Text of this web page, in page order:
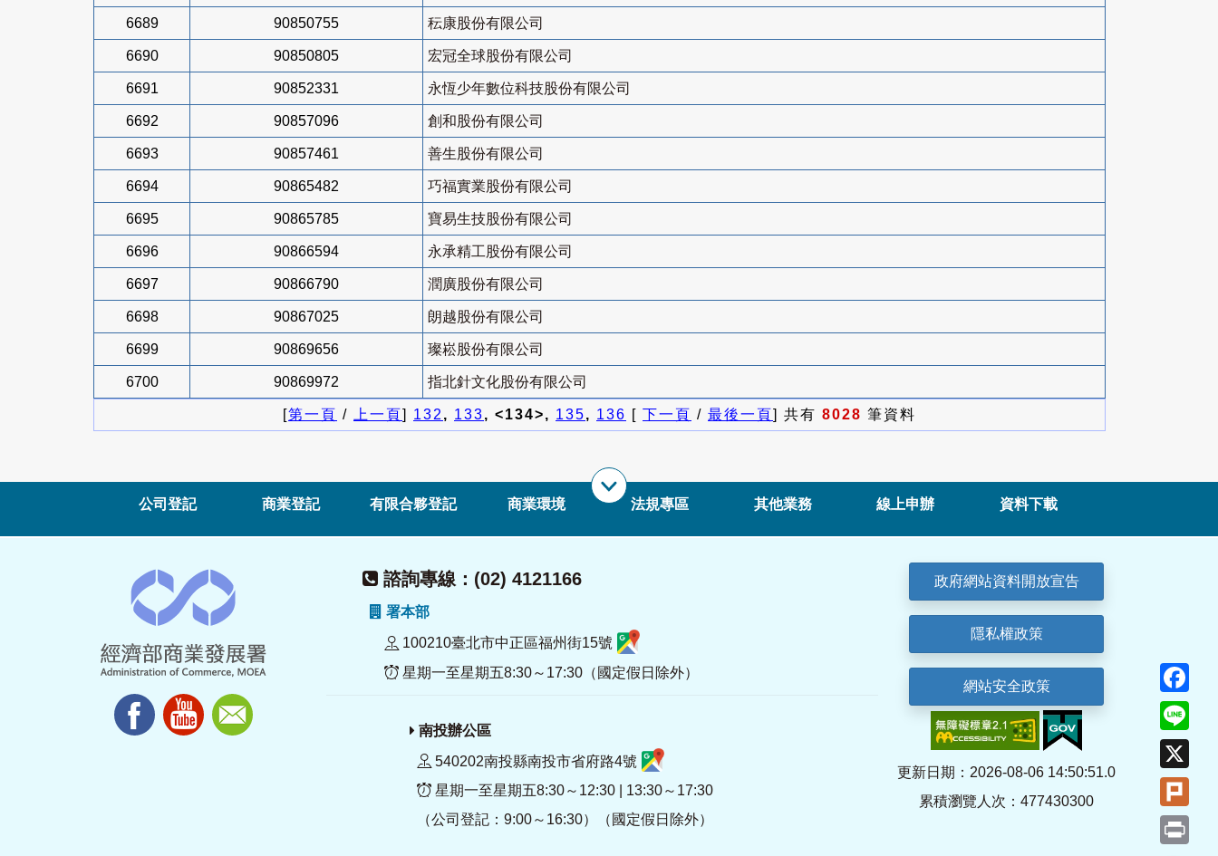
6689 90850755 秐康股份有限公司
6690 90850805 宏冠全球股份有限公司
6691 90852331 永恆少年數位科技股份有限公司
6692 90857096 創和股份有限公司
6693 90857461 善生股份有限公司
6694 90865482 巧福實業股份有限公司
6695 90865785 寶易生技股份有限公司
6696 90866594 永承精工股份有限公司
6697 90866790 潤廣股份有限公司
6698 90867025 朗越股份有限公司
6699 90869656 璨崧股份有限公司
6700 90869972 指北針文化股份有限公司
[第一頁 / 上一頁] 132, 133, <134>, 135, 136 [ 下一頁 / 最後一頁] 共有 8028 筆資料
公司登記 商業登記 有限合夥登記 商業環境 法規專區 其他業務 線上申辦 資料下載
諮詢專線：(02) 4121166
署本部
100210臺北市中正區福州街15號
星期一至星期五8:30～17:30（國定假日除外）
南投辦公區
540202南投縣南投市省府路4號
星期一至星期五8:30～12:30 | 13:30～17:30
（公司登記：9:00～16:30）（國定假日除外）
政府網站資料開放宣告
隱私權政策
網站安全政策
更新日期：2026-08-06 14:50:51.0
累積瀏覽人次：477430300